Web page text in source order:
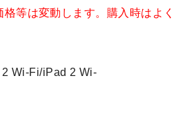
格等は変動します。購入時はよく
Wi-Fi/iPad 2 Wi-